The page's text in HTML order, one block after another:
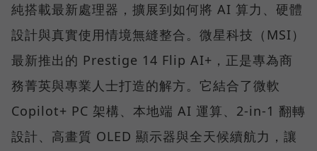
純搭載最新處理器，擴展到如何將 AI 算力、硬體
設計與真實使用情境無縫整合。微星科技（MSI）
最新推出的 Prestige 14 Flip AI+，正是專為商
務菁英與專業人士打造的解方。它結合了微軟
Copilot+ PC 架構、本地端 AI 運算、2-in-1 翻轉
設計、高畫質 OLED 顯示器與全天候續航力，讓